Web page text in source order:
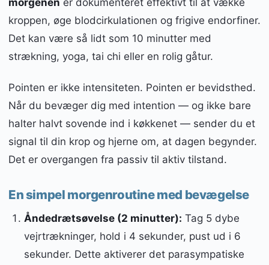
morgenen er dokumenteret effektivt til at vække
kroppen, øge blodcirkulationen og frigive endorfiner.
Det kan være så lidt som 10 minutter med
strækning, yoga, tai chi eller en rolig gåtur.
Pointen er ikke intensiteten. Pointen er bevidsthed.
Når du bevæger dig med intention — og ikke bare
halter halvt sovende ind i køkkenet — sender du et
signal til din krop og hjerne om, at dagen begynder.
Det er overgangen fra passiv til aktiv tilstand.
En simpel morgenroutine med bevægelse
Åndedrætsøvelse (2 minutter): Tag 5 dybe
vejrtrækninger, hold i 4 sekunder, pust ud i 6
sekunder. Dette aktiverer det parasympatiske